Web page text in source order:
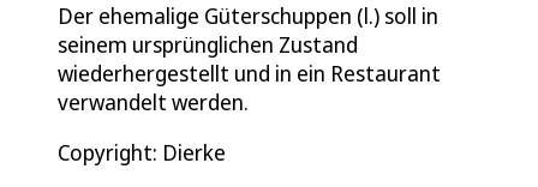
Der ehemalige Güterschuppen (l.) soll in
seinem ursprünglichen Zustand
wiederhergestellt und in ein Restaurant
verwandelt werden.
Copyright: Dierke